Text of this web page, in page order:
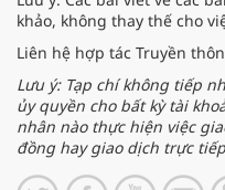
khảo, không thay thế cho
Liên hệ hợp tác Truyền
Lưu ý: Tạp chí không tiếp
ủy quyền cho bất kỳ tài
nhân nào thực hiện việc
đồng hay giao dịch trực